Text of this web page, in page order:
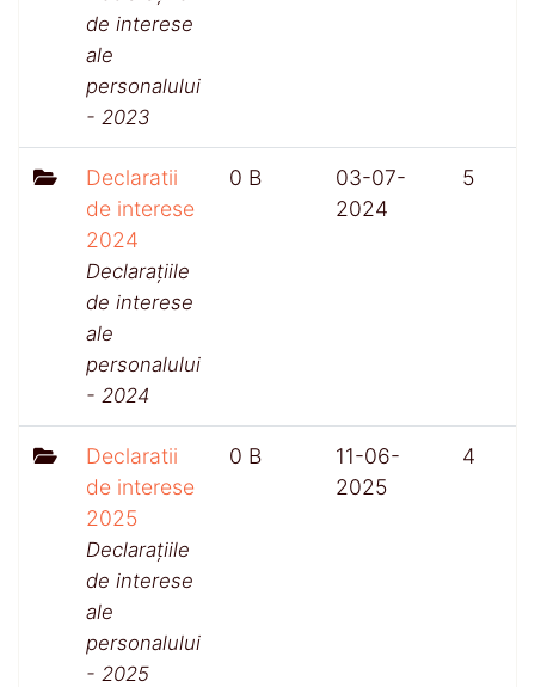
de interese
ale
personalului
- 2023
Declaratii
de interese
2024
Declarațiile
de interese
ale
personalului
- 2024
0 B
03-07-
2024
5
Declaratii
de interese
2025
Declarațiile
de interese
ale
personalului
- 2025
0 B
11-06-
2025
4